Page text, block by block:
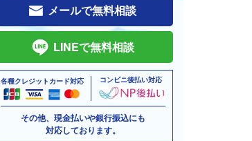
メールで無料相談
LINEで無料相談
各種クレジットカード対応 コンビニ後払い対応
その他、現金払いや銀行振込にも
対応しております。